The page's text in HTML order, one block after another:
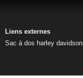
Liens externes
Sac à dos harley davidson